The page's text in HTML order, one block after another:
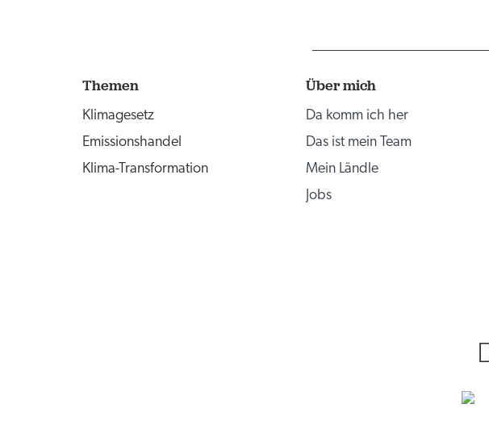
Themen
Klimagesetz
Emissionshandel
Klima-Transformation
Über mich
Da komm ich her
Das ist mein Team
Mein Ländle
Jobs